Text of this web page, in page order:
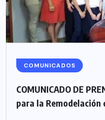
COMUNICADOS
COMUNICADO DE
para la Remodelación